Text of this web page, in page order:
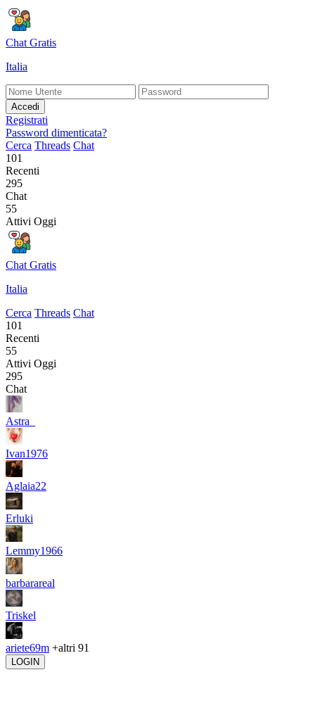
Chat Gratis
Italia
Accedi
Registrati
Password dimenticata?
Cerca Threads Chat
101
Recenti
295
Chat
55
Attivi Oggi
Chat Gratis
Italia
Cerca Threads Chat
101
Recenti
55
Attivi Oggi
295
Chat
Astra_
Ivan1976
Aglaia22
Erluki
Lemmy1966
barbarareal
Triskel
ariete69m +altri 91
LOGIN